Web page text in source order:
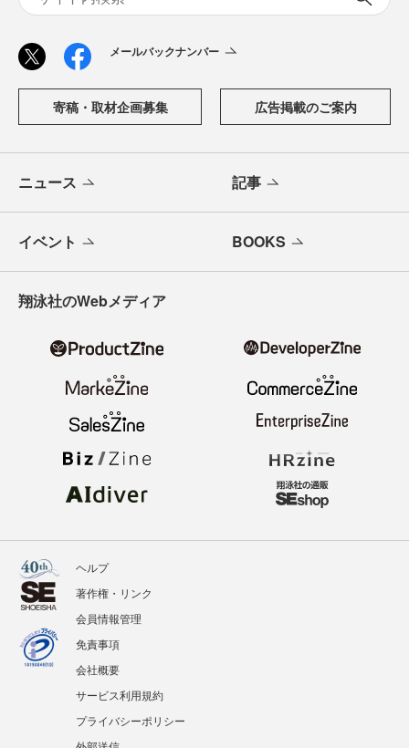
メールバックナンバー
寄稿・取材企画募集 広告掲載のご案内
ニュース 記事
イベント BOOKS
翔泳社のWebメディア
ヘルプ
著作権・リンク
会員情報管理
免責事項
会社概要
サービス利用規約
プライバシーポリシー